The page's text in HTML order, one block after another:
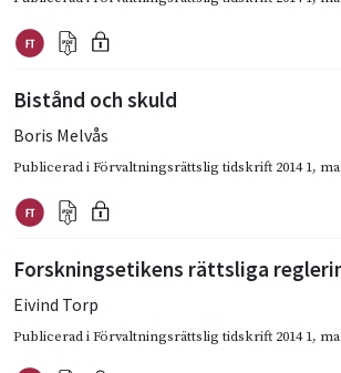
Bistånd och skuld
Boris Melvås
Publicerad iFörvaltningsrättslig tidskrift 2014 1,
Forskningsetikens rättsliga
Eivind Torp
Publicerad iFörvaltningsrättslig tidskrift 2014 1,